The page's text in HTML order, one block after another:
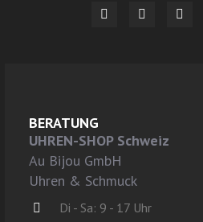
BERATUNG
UHREN-SHOP Schweiz
Au Bijou GmbH
Uhren & Schmuck
Di - Sa: 9 - 17 Uhr